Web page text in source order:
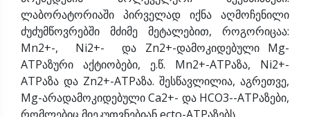
ლაბორატორიაში პირველად იქნა აღმოჩენილი
ძუძუმწოვრებში მძიმე მეტალებით, როგორიცაა:
Mn2+-, Ni2+- და Zn2+-დამოკიდებული Mg-
ATPაზური აქტიობები, ე.წ. Mn2+-ATPაზა, Ni2+-
ATPაზა და Zn2+-ATPაზა. შესწავლილია, აგრეთვე,
Mg-არადამოკიდებული Ca2+- და HCO3--ATPაზები,